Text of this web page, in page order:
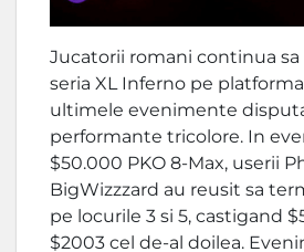
Jucatorii romani continua sa
seria XL Inferno pe
ultimele evenimente
performante tricolore. In
$50.000 PKO 8-Max, userii
BigWizzzard au reusit sa
pe locurile 3 si 5, castigand
$2003 cel de-al doilea.